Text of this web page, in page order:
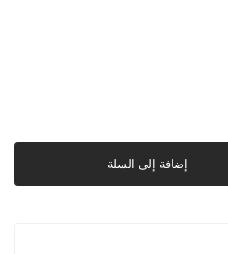
إضافة إلى السلة